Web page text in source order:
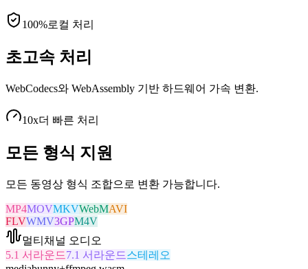
100%로컬 처리
초고속 처리
WebCodecs와 WebAssembly 기반 하드웨어 가속 변환.
10x더 빠른 처리
모든 형식 지원
모든 동영상 형식 조합으로 변환 가능합니다.
MP4MOVMKVWebMAVI
FLVWMV3GPM4V
멀티채널 오디오
5.1 서라운드7.1 서라운드스테레오